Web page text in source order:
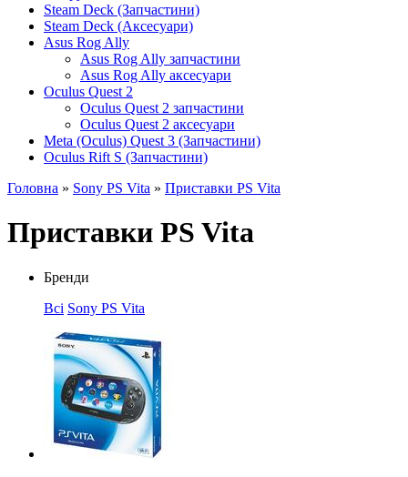
Steam Deck (Запчастини)
Steam Deck (Аксесуари)
Asus Rog Ally
Asus Rog Ally запчастини
Asus Rog Ally аксесуари
Oculus Quest 2
Oculus Quest 2 запчастини
Oculus Quest 2 аксесуари
Meta (Oculus) Quest 3 (Запчастини)
Oculus Rift S (Запчастини)
Головна » Sony PS Vita » Приставки PS Vita
Приставки PS Vita
Бренди
Всі Sony PS Vita